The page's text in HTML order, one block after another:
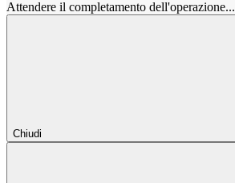
Attendere il completamento dell'operazione...
Chiudi